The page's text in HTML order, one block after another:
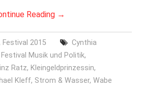
Reading →
Festival 2015
Cynthia
Festival Musik und Politik,
Ratz, Kleingeldprinzessin,
Kleff, Strom & Wasser,Wabe